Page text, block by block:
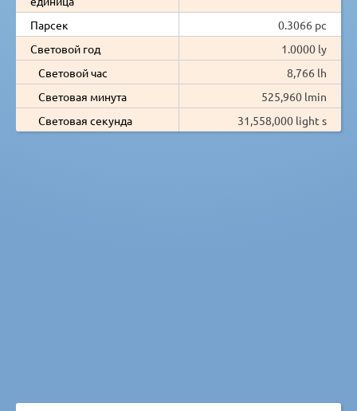
Парсек
0.3066 pc
Световой год
1.0000 ly
Световой час
8,766 lh
Световая минута
525,960 lmin
Световая секунда
31,558,000 light s